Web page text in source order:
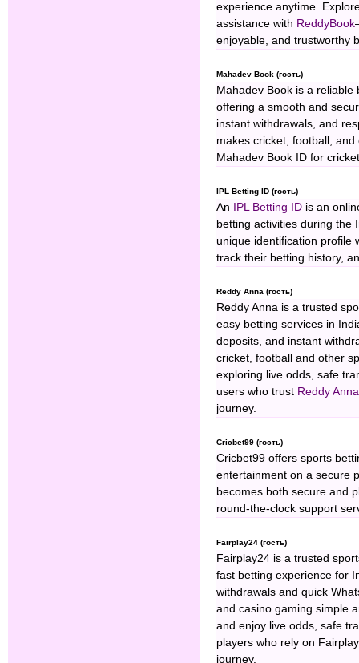
experience anytime.
assistance with ReddyBook
enjoyable, and trustworthy
Mahadev Book (гость)
Mahadev Book is a
offering a smooth and
instant withdrawals, and
makes cricket, football,
Mahadev Book ID for
IPL Betting ID (гость)
An IPL Betting ID is an
betting activities during the
unique identification profile
track their betting history,
Reddy Anna (гость)
Reddy Anna is a trusted
easy betting services in
deposits, and instant
cricket, football and other
exploring live odds, safe
users who trust Reddy Anna
journey.
Cricbet99 (гость)
Cricbet99 offers sports
entertainment on a secure
becomes both secure and
round-the-clock support
Fairplay24 (гость)
Fairplay24 is a trusted
fast betting experience for
withdrawals and quick
and casino gaming simple
and enjoy live odds, safe
players who rely on
journey.